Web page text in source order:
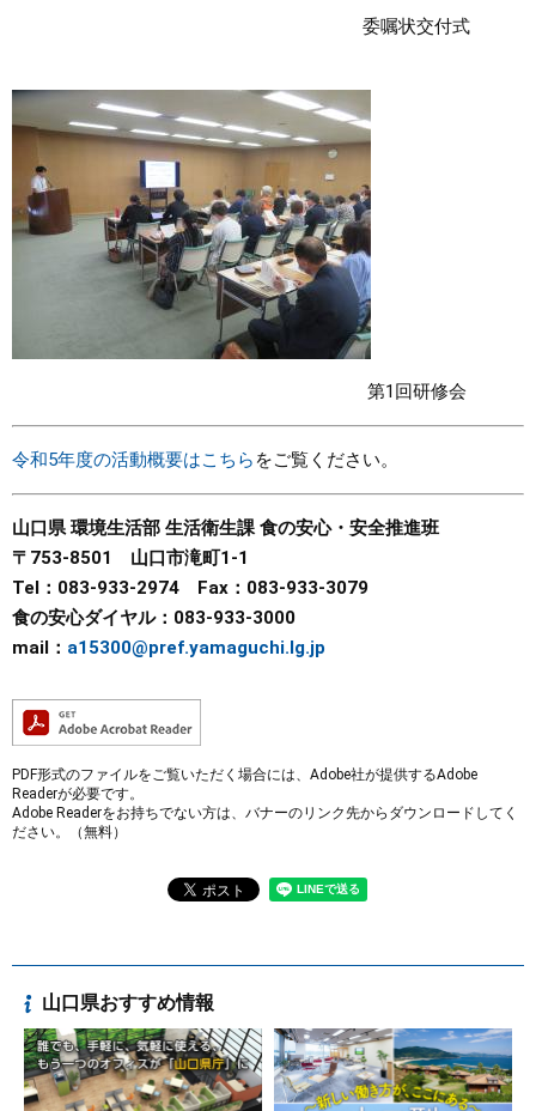
委嘱状交付式
第1回研修会
令和5年度の活動概要はこちら をご覧ください。
山口県 環境生活部 生活衛生課 食の安心・安全推進班
〒753-8501 山口市滝町1-1
Tel：083-933-2974 Fax：083-933-3079
食の安心ダイヤル：083-933-3000
mail： a15300@pref.yamaguchi.lg.jp
PDF形式のファイルをご覧いただく場合には、Adobe社が提供するAdobe
Readerが必要です。
Adobe Readerをお持ちでない方は、バナーのリンク先からダウンロードしてく
ださい。（無料）
山口県おすすめ情報